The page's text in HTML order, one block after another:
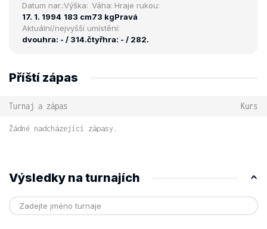
Datum nar.:
17. 1. 1994
Výška:
183 cm
Váha:
73 kg
Hraje rukou:
Pravá
Aktuální/nejvyšší umístění:
dvouhra: - / 314.čtyřhra: - / 282.
Příští zápas
Turnaj a zápas Kurs
Žádné nadcházející zápasy.
Výsledky na turnajích